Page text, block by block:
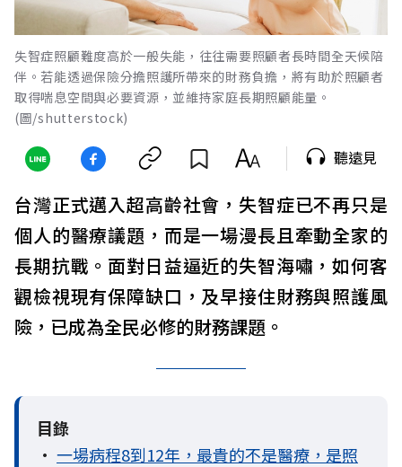
失智症照顧難度高於一般失能，往往需要照顧者長時間全天候陪
伴。若能透過保險分擔照護所帶來的財務負擔，將有助於照顧者
取得喘息空間與必要資源，並維持家庭長期照顧能量。
(圖/shutterstock)
聽遠見
台灣正式邁入超高齡社會，失智症已不再只是
個人的醫療議題，而是一場漫長且牽動全家的
長期抗戰。面對日益逼近的失智海嘯，如何客
觀檢視現有保障缺口，及早接住財務與照護風
險，已成為全民必修的財務課題。
目錄
• 一場病程8到12年，最貴的不是醫療，是照